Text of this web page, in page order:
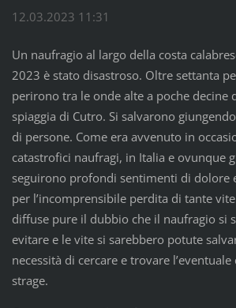
12.03.2023 11:31
Un naufragio al largo della costa
2023 è stato disastroso. Oltre settanta
perirono tra le onde alte a poche decine
spiaggia di Cutro. Si salvarono
di persone. Come era avvenuto in
catastrofici naufragi, in Italia e ovunque
seguirono profondi sentimenti di dolore
per l’incomprensibile perdita di tante
diffuse pure il dubbio che il naufragio si
evitare e le vite si sarebbero potute
necessità di cercare e trovare
strage.